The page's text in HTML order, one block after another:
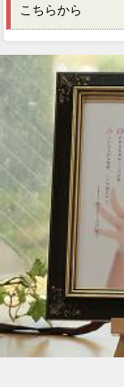
こちらから